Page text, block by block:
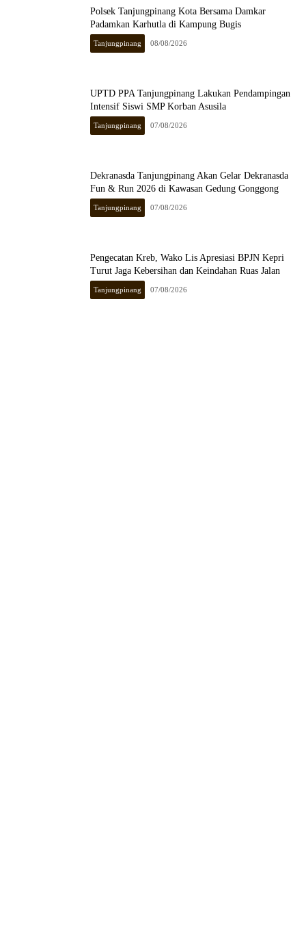
Polsek Tanjungpinang Kota Bersama Damkar
Padamkan Karhutla di Kampung Bugis
Tanjungpinang 08/08/2026
UPTD PPA Tanjungpinang Lakukan Pendampingan
Intensif Siswi SMP Korban Asusila
Tanjungpinang 07/08/2026
Dekranasda Tanjungpinang Akan Gelar Dekranasda
Fun & Run 2026 di Kawasan Gedung Gonggong
Tanjungpinang 07/08/2026
Pengecatan Kreb, Wako Lis Apresiasi BPJN Kepri
Turut Jaga Kebersihan dan Keindahan Ruas Jalan
Tanjungpinang 07/08/2026